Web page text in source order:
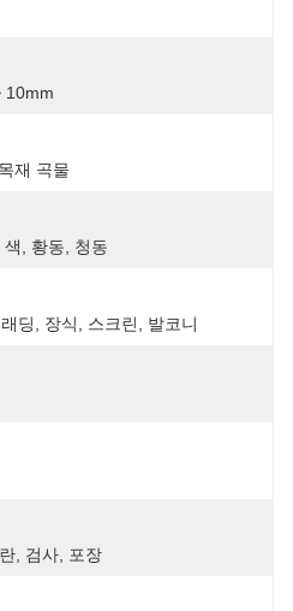
10mm
재 곡물
, 황동, 청동
딩, 장식, 스크린, 발코니
, 검사, 포장